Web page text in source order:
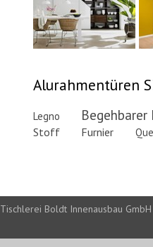
Alurahmentüren
Legno
Stoff Furnier
Tischlerei Boldt Innenausbau